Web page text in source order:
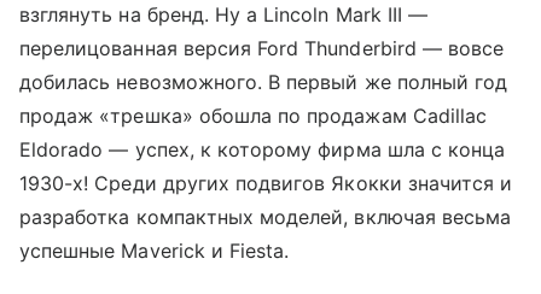
взглянуть на бренд. Ну а Lincoln Mark III —
перелицованная версия Ford Thunderbird — вовсе
добилась невозможного. В первый же полный год
продаж «трешка» обошла по продажам Cadillac
Eldorado — успех, к которому фирма шла с конца
1930-х! Среди других подвигов Якокки значится и
разработка компактных моделей, включая весьма
успешные Maverick и Fiesta.